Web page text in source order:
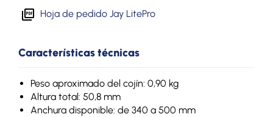
Hoja de pedido Jay LitePro
Características técnicas
Peso aproximado del cojín: 0,90 kg
Altura total: 50,8 mm
Anchura disponible: de 340 a 500 mm